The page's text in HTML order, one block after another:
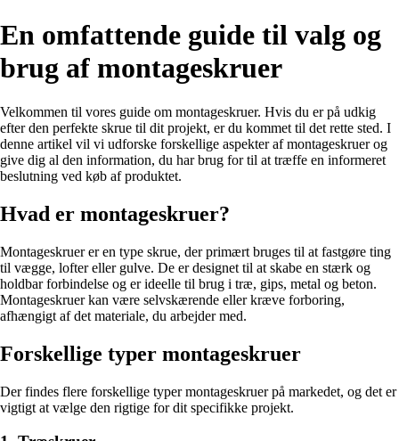
En omfattende guide til valg og
brug af montageskruer
Velkommen til vores guide om montageskruer. Hvis du er på udkig
efter den perfekte skrue til dit projekt, er du kommet til det rette sted. I
denne artikel vil vi udforske forskellige aspekter af montageskruer og
give dig al den information, du har brug for til at træffe en informeret
beslutning ved køb af produktet.
Hvad er montageskruer?
Montageskruer er en type skrue, der primært bruges til at fastgøre ting
til vægge, lofter eller gulve. De er designet til at skabe en stærk og
holdbar forbindelse og er ideelle til brug i træ, gips, metal og beton.
Montageskruer kan være selvskærende eller kræve forboring,
afhængigt af det materiale, du arbejder med.
Forskellige typer montageskruer
Der findes flere forskellige typer montageskruer på markedet, og det er
vigtigt at vælge den rigtige for dit specifikke projekt.